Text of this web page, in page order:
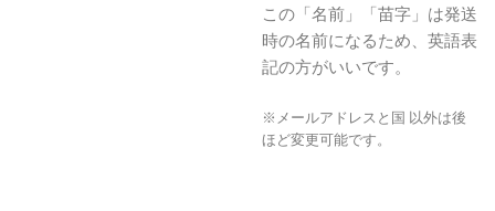
この「名前」「苗字」は発送
時の名前になるため、英語表
記の方がいいです。
※メールアドレスと国 以外は後
ほど変更可能です。